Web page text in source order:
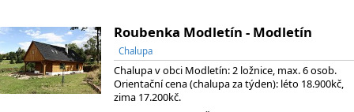
Roubenka Modletín - Modletín
Chalupa
Chalupa v obci Modletín: 2 ložnice, max. 6 osob.
Orientační cena (chalupa za týden): léto 18.900kč,
zima 17.200kč.